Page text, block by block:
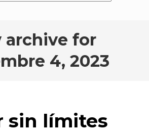
archive for
4, 2023
sin límites